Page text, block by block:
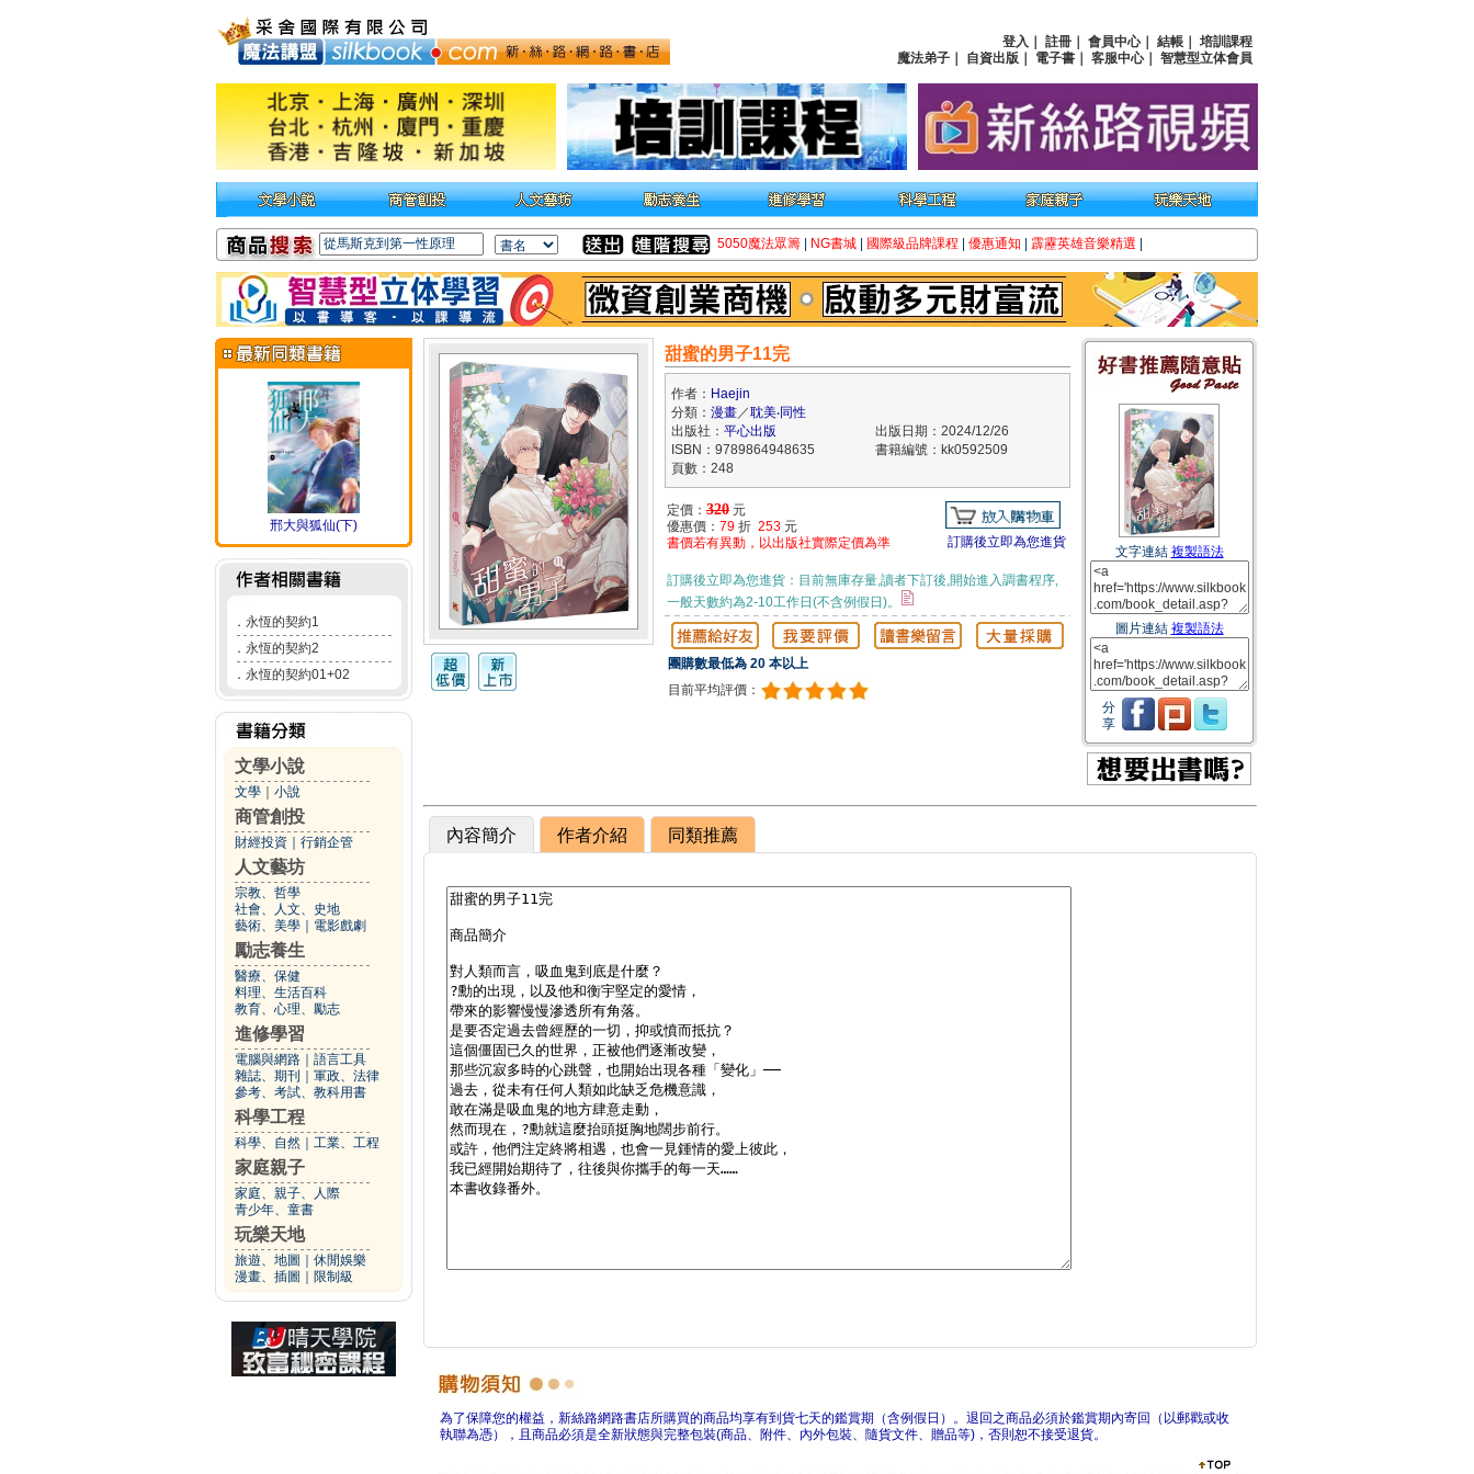
登入 註冊 會員中心｜ 結帳
培訓課程
魔法弟子
自資出版 電子書 客服中心｜ 智慧型立体會員
5050魔法眾籌 NG書城 國際級品牌課程 優惠通知 霹靂英雄音樂精選
邢大與狐仙(下)
． 永恆的契約1
． 永恆的契約2
． 永恆的契約01+02
文學小說
文學 小說
商管創投
財經投資 行銷企管
人文藝坊
宗教、哲學
社會、人文、史地
藝術、美學
電影戲劇
勵志養生
醫療、保健
料理、生活百科
教育、心理、勵志
進修學習
電腦與網路
語言工具
雜誌、期刊
軍政、法律
參考、考試、教科用書
科學工程
科學、自然 工業、工程
家庭親子
家庭、親子、人際
青少年、童書
玩樂天地
旅遊、地圖
休閒娛樂
漫畫、插圖
限制級
甜蜜的男子11完
作者： Haejin
分類： 漫畫／耽美‧同性
出版社： 平心出版
出版日期：2024/12/26
ISBN：9789864948635
書籍編號：kk0592509
頁數：248
定價： 320 元
優惠價： 79 折 253 元
書價若有異動，以出版社實際定價為準
訂購後立即為您進貨
訂購後立即為您進貨：目前無庫存量,讀者下訂後,開始進入調書程序,
一般天數約為2-10工作日(不含例假日)。
團購數最低為 20 本以上
目前平均評價：
文字連結 複製語法
圖片連結 複製語法
分
享
內容簡介 作者介紹 同類推薦
為了保障您的權益，新絲路網路書店所購買的商品均享有到貨七天的鑑賞期（含例假日）。退回之商品必須於鑑賞期內寄回（以郵戳或收
執聯為憑），且商品必須是全新狀態與完整包裝(商品、附件、內外包裝、隨貨文件、贈品等)，否則恕不接受退貨。